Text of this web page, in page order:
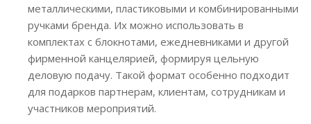
металлическими, пластиковыми и комбинированными
ручками бренда. Их можно использовать в
комплектах с блокнотами, ежедневниками и другой
фирменной канцелярией, формируя цельную
деловую подачу. Такой формат особенно подходит
для подарков партнерам, клиентам, сотрудникам и
участников мероприятий.